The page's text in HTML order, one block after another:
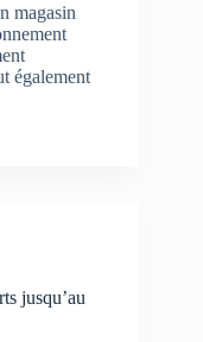
magasin
également
jusqu’au